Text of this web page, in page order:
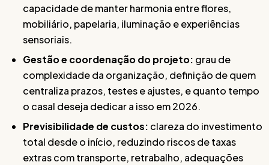
capacidade de manter harmonia entre flores,
mobiliário, papelaria, iluminação e experiências
sensoriais.
Gestão e coordenação do projeto: grau de
complexidade da organização, definição de quem
centraliza prazos, testes e ajustes, e quanto tempo
o casal deseja dedicar a isso em 2026.
Previsibilidade de custos: clareza do investimento
total desde o início, reduzindo riscos de taxas
extras com transporte, retrabalho, adequações